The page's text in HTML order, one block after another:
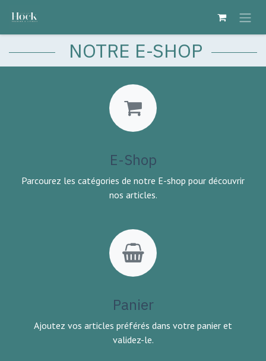
NOTRE E-SHOP
E-Shop
Parcourez les catégories de notre E-shop pour découvrir
nos articles.
Panier
Ajoutez vos articles préférés dans votre panier et
validez-le.